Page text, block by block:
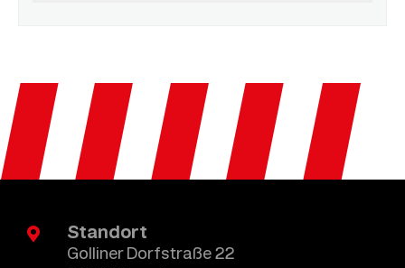
Standort
Golliner Dorfstraße 22